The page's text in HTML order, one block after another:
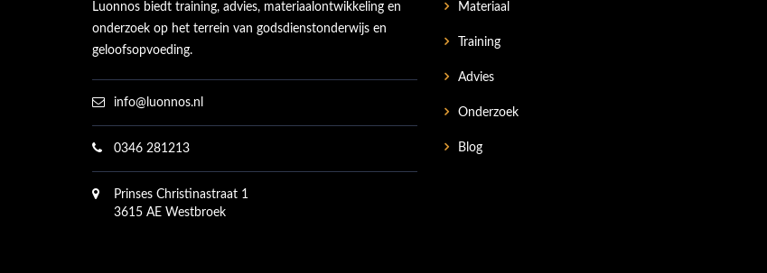
Luonnos biedt training, advies, materiaalontwikkeling en
onderzoek op het terrein van godsdienstonderwijs en
geloofsopvoeding.
info@luonnos.nl
0346 281213
Prinses Christinastraat 1
3615 AE Westbroek
Materiaal
Training
Advies
Onderzoek
Blog